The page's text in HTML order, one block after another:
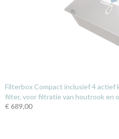
Filterbox Compact inclusief 4 actief
filter, voor filtratie van houtrook en
€ 689,00